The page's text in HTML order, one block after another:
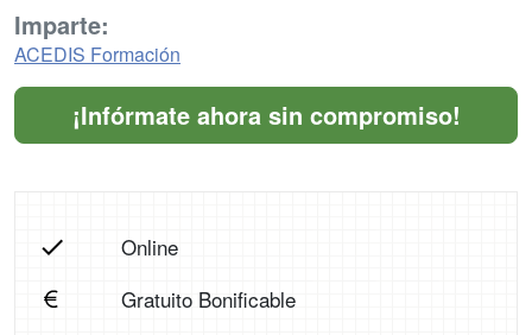
Imparte:
ACEDIS Formación
¡Infórmate ahora sin compromiso!
Online
Gratuito Bonificable